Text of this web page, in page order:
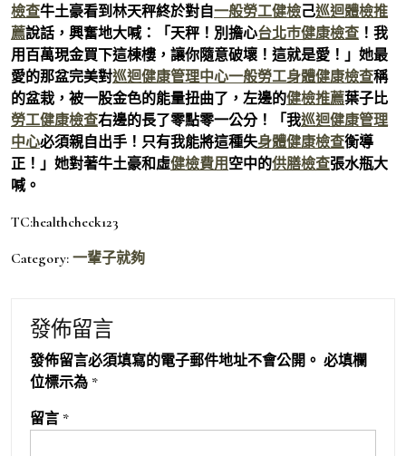
檢查牛土豪看到林天秤終於對自一般勞工健檢己巡迴體檢推
薦說話，興奮地大喊：「天秤！別擔心台北巿健康檢查 ！我
用百萬現金買下這棟樓，讓你隨意破壞！這就是愛！」她最
愛的那盆完美對巡迴健康管理中心一般勞工身體健康檢查稱
的盆栽，被一股金色的能量扭曲了，左邊的健檢推薦葉子比
勞工健康檢查右邊的長了零點零一公分！「我巡迴健康管理
中心必須親自出手！只有我能將這種失身體健康檢查衡導
正！」她對著牛土豪和虛健檢費用 空中的供膳檢查張水瓶大
喊。
TC:healthcheck123
Category: 一輩子就夠
發佈留言
發佈留言必須填寫的電子郵件地址不會公開。 必填欄
位標示為 *
留言 *